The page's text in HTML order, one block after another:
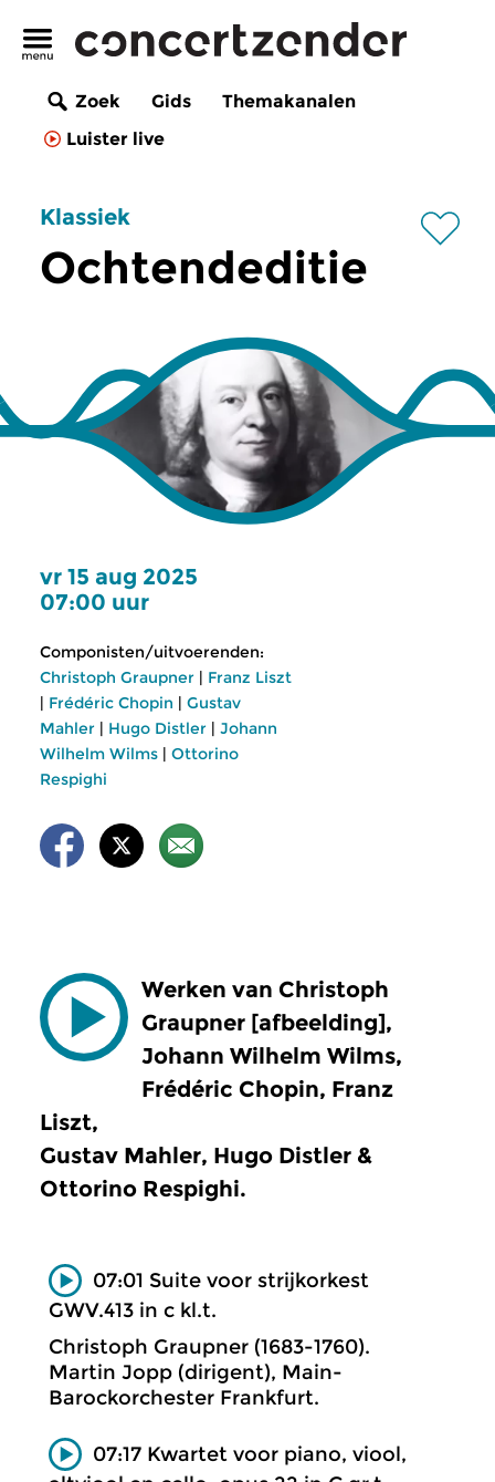
Zoek Gids
Themakanalen
Luister live
Klassiek
Ochtendeditie
vr 15 aug 2025
07:00 uur
Componisten/uitvoerenden:
Christoph Graupner | Franz Liszt
| Frédéric Chopin | Gustav
Mahler | Hugo Distler | Johann
Wilhelm Wilms | Ottorino
Respighi
Werken van Christoph
Graupner [afbeelding],
Johann Wilhelm Wilms,
Frédéric Chopin, Franz
Liszt,
Gustav Mahler, Hugo Distler &
Ottorino Respighi.
07:01 Suite voor strijkorkest
GWV.413 in c kl.t.
Christoph Graupner (1683-1760).
Martin Jopp (dirigent), Main-
Barockorchester Frankfurt.
07:17 Kwartet voor piano, viool,